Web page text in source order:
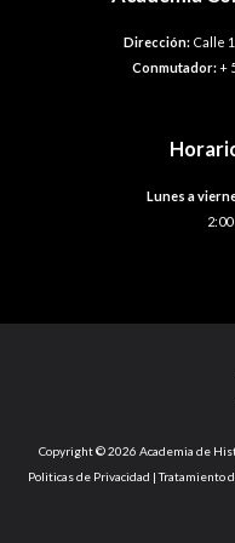
Dirección:Calle
Conmutador:+
Lunes a
2:00
Copyright © 2026 Academia de
Politicas de Privacidad | Tratamiento